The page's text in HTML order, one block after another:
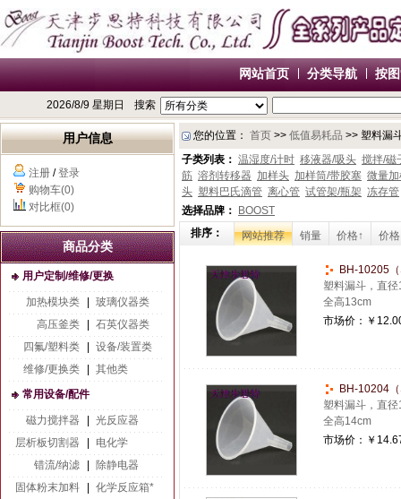
网站首页 分类导航 按
2026/8/9 星期日 搜索
用户信息
注册 /登录
购物车(0)
对比框(0)
商品分类
用户定制/维修/更换
加热模块类
玻璃仪器类
高压釜类
石英仪器类
四氟/塑料类
设备/装置类
维修/更换类
其他类
常用设备/配件
磁力搅拌器
光反应器
层析板切割器
电化学
错流/纳滤
除静电器
固体粉末加料
化学反应箱*
您的位置： 首页 >> 低值易耗品 >> 塑料漏
子类列表： 温湿度/计时 移液器/吸头 搅拌/磁
筋 溶剂转移器 加样头 加样筒/带胶塞 微量
头 塑料巴氏滴管 离心管 试管架/瓶架 冻存管
选择品牌：
BOOST
排序：
网站推荐 销量 价格↑ 价
BH-10205
塑料漏斗，直
全高13cm
市场价： ￥
BH-10204
塑料漏斗，直
全高14cm
市场价： ￥